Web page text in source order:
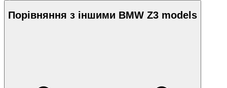
Порівняння з іншими BMW Z3 models